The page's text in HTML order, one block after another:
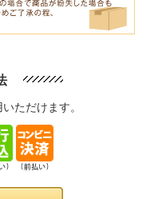
ただけます。